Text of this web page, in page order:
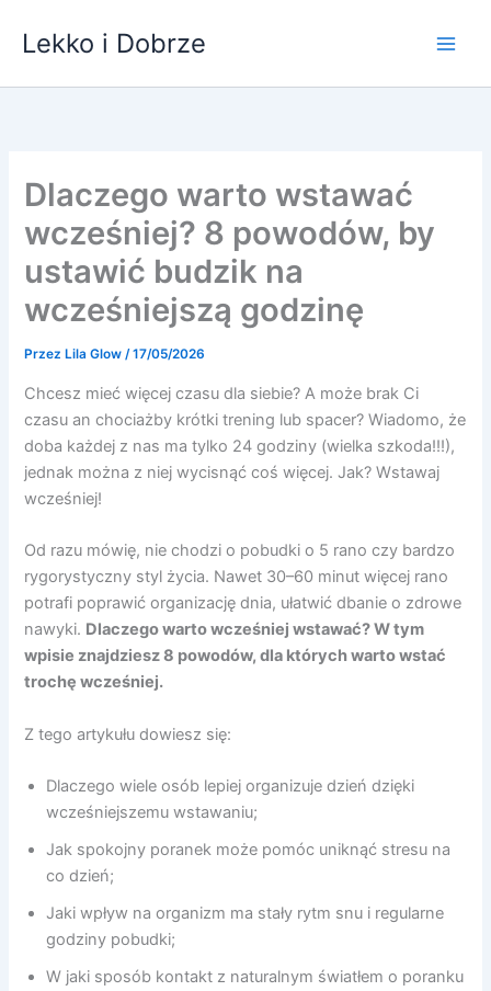
Lekko i Dobrze
Dlaczego warto wstawać
wcześniej? 8 powodów, by
ustawić budzik na
wcześniejszą godzinę
Przez Lila Glow/17/05/2026
Chcesz mieć więcej czasu dla siebie? A może brak Ci
czasu an chociażby krótki trening lub spacer? Wiadomo, że
doba każdej z nas ma tylko 24 godziny (wielka szkoda!!!),
jednak można z niej wycisnąć coś więcej. Jak? Wstawaj
wcześniej!
Od razu mówię, nie chodzi o pobudki o 5 rano czy bardzo
rygorystyczny styl życia. Nawet 30–60 minut więcej rano
potrafi poprawić organizację dnia, ułatwić dbanie o zdrowe
nawyki. Dlaczego warto wcześniej wstawać?W tym
wpisie znajdziesz 8 powodów, dla których warto wstać
trochę wcześniej.
Z tego artykułu dowiesz się:
Dlaczego wiele osób lepiej organizuje dzień dzięki
wcześniejszemu wstawaniu;
Jak spokojny poranek może pomóc uniknąć stresu na
co dzień;
Jaki wpływ na organizm ma stały rytm snu i regularne
godziny pobudki;
W jaki sposób kontakt z naturalnym światłem o poranku